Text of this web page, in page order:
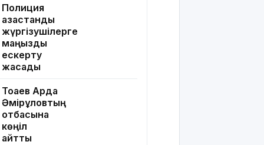
Полиция
қазақстандық
жүргізушілерге
маңызды
ескерту
жасады
Тоқаев Ардақ
Әмірқұловтың
отбасына
көңіл
айтты